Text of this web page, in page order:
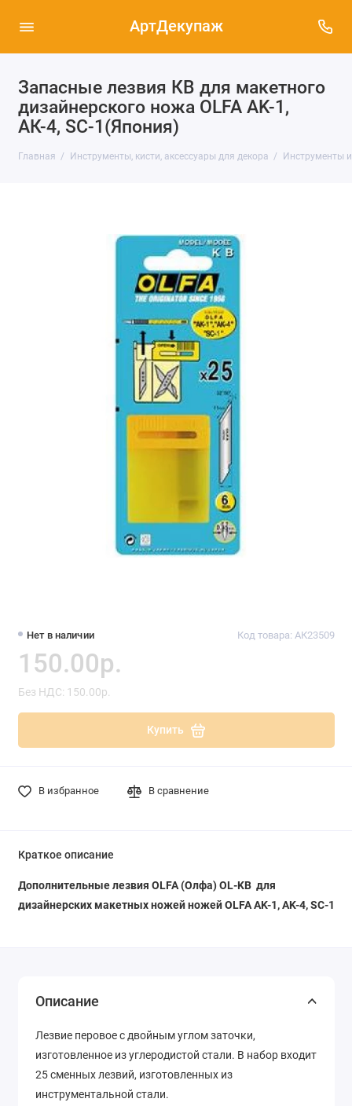
АртДекупаж
Запасные лезвия КВ для макетного
дизайнерского ножа OLFA AK-1,
АК-4, SC-1(Япония)
Главная Инструменты, кисти, аксессуары для декора Инструменты
Нет в наличии Код товара: АК23509
150.00р.
Без НДС: 150.00р.
Купить
В избранное В сравнение
Краткое описание
Дополнительные лезвия OLFA (Олфа) OL-KB для
дизайнерских макетных ножей ножей OLFA AK-1, AK-4, SC-1
Описание
Лезвие перовое с двойным углом заточки,
изготовленное из углеродистой стали. В набор входит
25 сменных лезвий, изготовленных из
инструментальной стали.